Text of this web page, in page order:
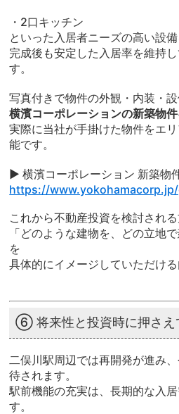
・2口キッチン
といった入居者ニーズの高い設備
完成後も安定した入居率を維持
す。
写真付きで物件の外観・内装・
横濱コーポレーションの新築物
実際に当社が手掛けた物件をエ
能です。
▶ 横濱コーポレーション 新築物
https://
これから不動産投資を検討される
「どのような建物を、どの立地
を
具体的にイメージしていただける
⑥ 将来性と投資時に押さえ
二俣川駅周辺では再開発が進み
待されます。
駅前機能の充実は、長期的な入
す。